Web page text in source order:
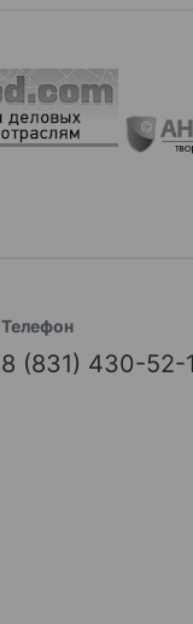
Телефон
8 (831) 430-52-